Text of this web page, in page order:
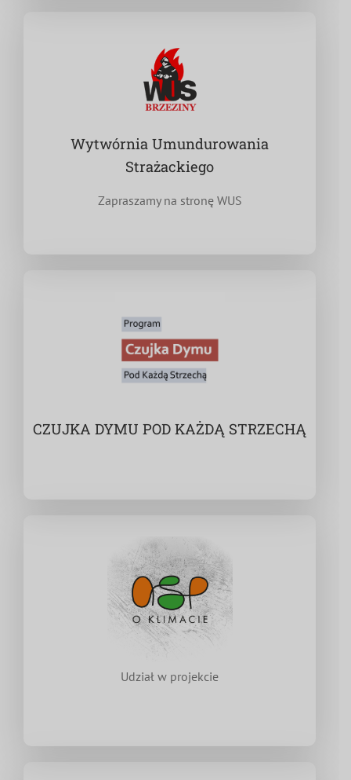
Wytwórnia Umundurowania
Strażackiego
Zapraszamy na stronę WUS
CZUJKA DYMU POD KAŻDĄ STRZECHĄ
Udział w projekcie